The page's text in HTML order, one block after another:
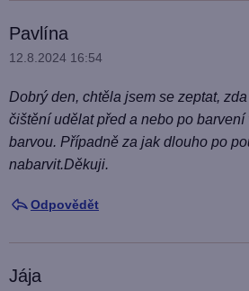
Pavlína
12.8.2024 16:54
Dobrý den, chtěla jsem se zeptat,
čištění udělat před a nebo po
barvou. Případně za jak dlouho po
nabarvit.Děkuji.
Odpovědět
Jája